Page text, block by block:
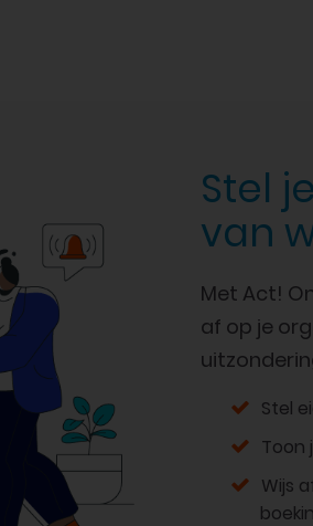
Stel
van
Met Act!
af op je
Stel
Toon
Wijs